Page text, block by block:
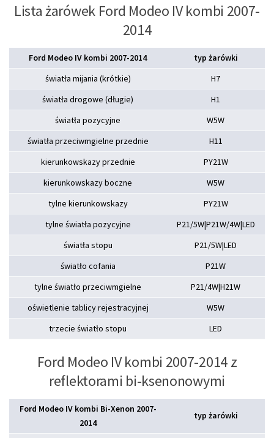
Lista żarówek Ford Modeo IV kombi 2007-
2014
Ford Modeo IV kombi 2007-2014
typ żarówki
światła mijania (krótkie)
H7
światła drogowe (długie)
H1
światła pozycyjne
W5W
światła przeciwmgielne przednie
H11
kierunkowskazy przednie
PY21W
kierunkowskazy boczne
W5W
tylne kierunkowskazy
PY21W
tylne światła pozycyjne
P21/5W|P21W/4W|LED
światła stopu
P21/5W|LED
światło cofania
P21W
tylne światło przeciwmgielne
P21/4W|H21W
oświetlenie tablicy rejestracyjnej
W5W
trzecie światło stopu
LED
Ford Modeo IV kombi 2007-2014 z
reflektorami bi-ksenonowymi
Ford Modeo IV kombi Bi-Xenon 2007-
2014
typ żarówki